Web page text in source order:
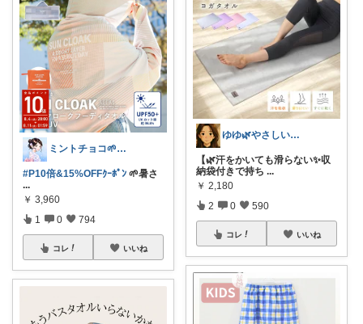
ミントチョコ🌱いつもありがとう
#P10倍&15%OFFｸｰﾎﾟﾝ 🌱暑さ
...
￥ 3,960
1 0 794
コレ いいね
ゆゆ🌿やさしい暮らしROOM
【🌿汗をかいても滑らない✨収
納袋付きで持ち ...
￥ 2,180
2 0 590
コレ いいね